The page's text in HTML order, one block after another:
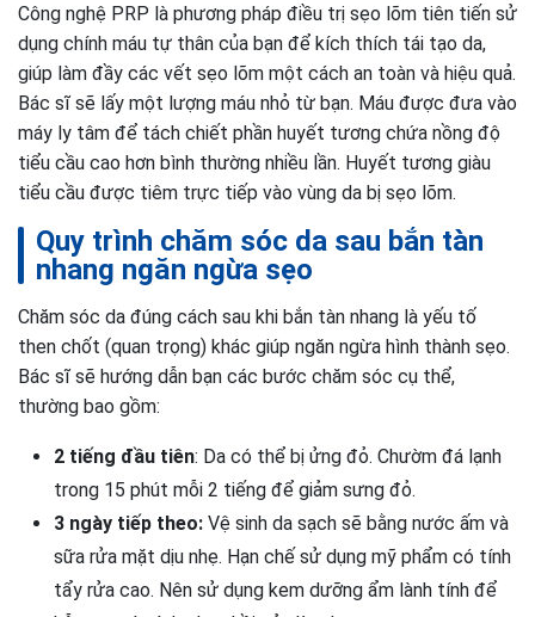
Công nghệ PRP là phương pháp điều trị sẹo lõm tiên tiến sử
dụng chính máu tự thân của bạn để kích thích tái tạo da,
giúp làm đầy các vết sẹo lõm một cách an toàn và hiệu quả.
Bác sĩ sẽ lấy một lượng máu nhỏ từ bạn. Máu được đưa vào
máy ly tâm để tách chiết phần huyết tương chứa nồng độ
tiểu cầu cao hơn bình thường nhiều lần. Huyết tương giàu
tiểu cầu được tiêm trực tiếp vào vùng da bị sẹo lõm.
Quy trình chăm sóc da sau bắn tàn
nhang ngăn ngừa sẹo
Chăm sóc da đúng cách sau khi bắn tàn nhang là yếu tố
then chốt (quan trọng) khác giúp ngăn ngừa hình thành sẹo.
Bác sĩ sẽ hướng dẫn bạn các bước chăm sóc cụ thể,
thường bao gồm:
2 tiếng đầu tiên: Da có thể bị ửng đỏ. Chườm đá lạnh
trong 15 phút mỗi 2 tiếng để giảm sưng đỏ.
3 ngày tiếp theo: Vệ sinh da sạch sẽ bằng nước ấm và
sữa rửa mặt dịu nhẹ. Hạn chế sử dụng mỹ phẩm có tính
tẩy rửa cao. Nên sử dụng kem dưỡng ẩm lành tính để